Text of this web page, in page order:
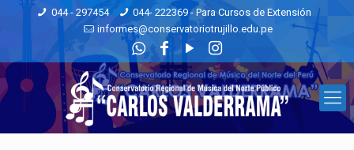
044 - 297454
044- 222369 - Para Cursos de Extensión
informes@conservatoriotrujillo.edu.pe